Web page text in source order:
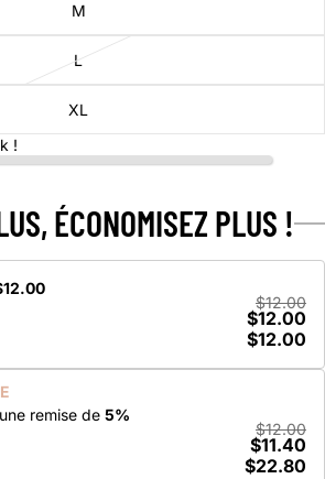
M
L
XL
!
ÉCONOMISEZ PLUS !
$12.00
$12.00
$12.00
remise de 5%
$12.00
$11.40
$22.80